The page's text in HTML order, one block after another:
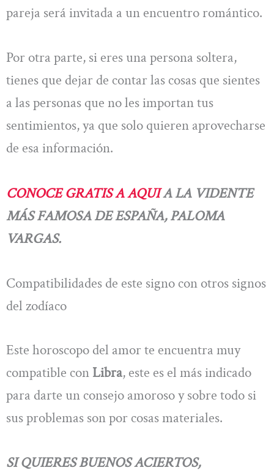
pareja será invitada a un encuentro romántico.
Por otra parte, si eres una persona soltera,
tienes que dejar de contar las cosas que sientes
a las personas que no les importan tus
sentimientos, ya que solo quieren aprovecharse
de esa información.
CONOCE GRATIS A AQUIA LA VIDENTE
MÁS FAMOSA DE ESPAÑA, PALOMA
VARGAS.
Compatibilidades de este signo con otros signos
del zodíaco
Este horoscopo del amor te encuentra muy
compatible con Libra, este es el más indicado
para darte un consejo amoroso y sobre todo si
sus problemas son por cosas materiales.
SI QUIERES BUENOS ACIERTOS,